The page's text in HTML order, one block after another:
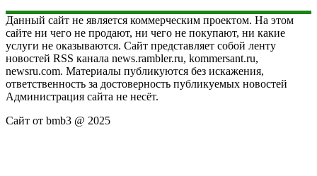
Данный сайт не является коммерческим проектом. На этом
сайте ни чего не продают, ни чего не покупают, ни какие
услуги не оказываются. Сайт представляет собой ленту
новостей RSS канала news.rambler.ru, kommersant.ru,
newsru.com. Материалы публикуются без искажения,
ответственность за достоверность публикуемых новостей
Администрация сайта не несёт.
Сайт от bmb3 @ 2025